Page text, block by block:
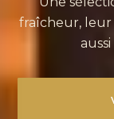
fraîcheur, leur